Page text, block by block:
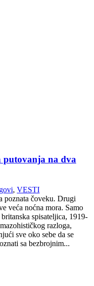
na dva
, VESTI
poznata čoveku. Drugi
veća noćna mora. Samo
spisateljica, 1919-
razloga,
sve oko sebe da se
sa bezbrojnim...